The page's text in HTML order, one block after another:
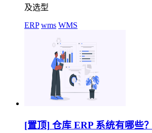
及选型
ERP wms WMS
[置顶] 仓库 ERP 系统有哪些